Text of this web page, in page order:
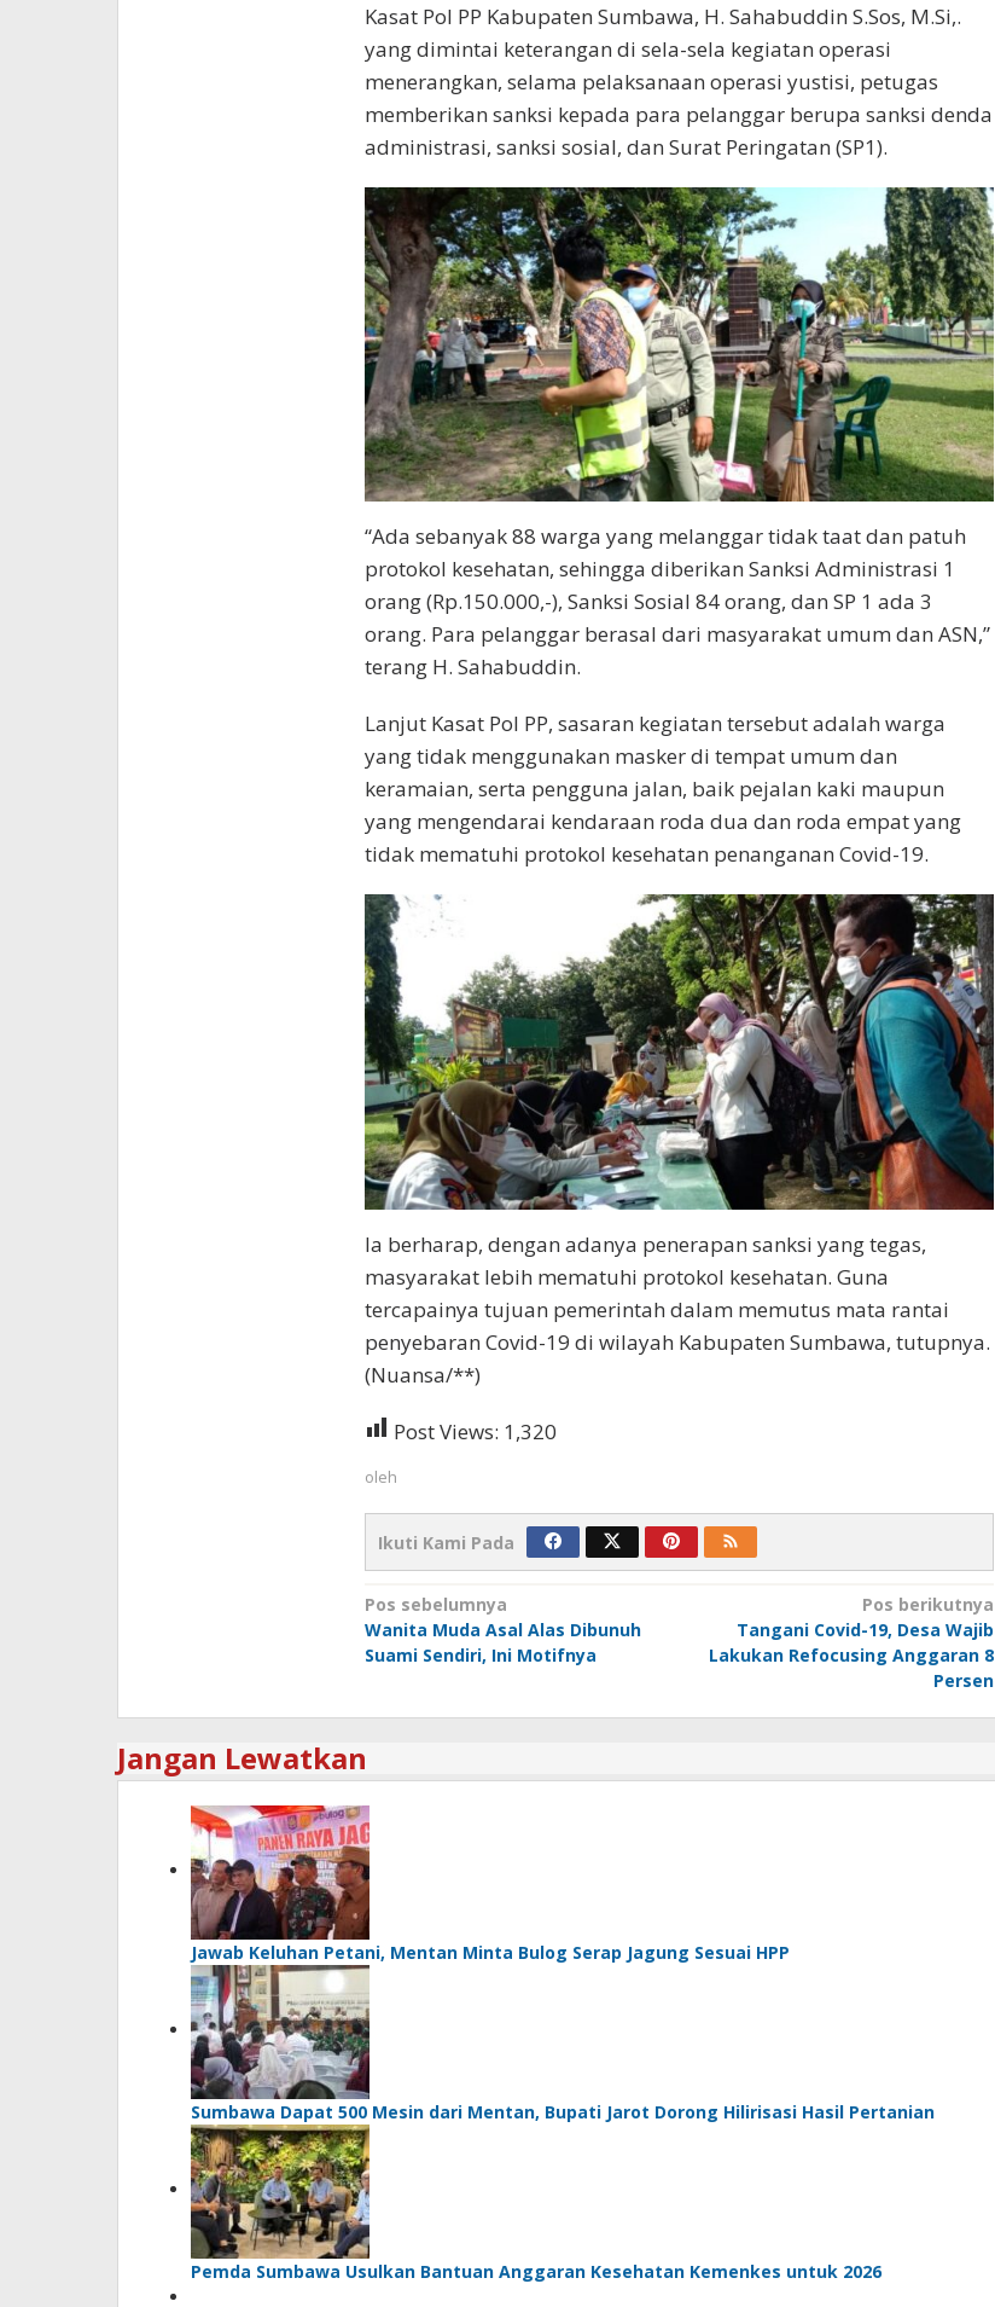
Kasat Pol PP Kabupaten Sumbawa, H. Sahabuddin S.Sos, M.Si,.
yang dimintai keterangan di sela-sela kegiatan operasi
menerangkan, selama pelaksanaan operasi yustisi, petugas
memberikan sanksi kepada para pelanggar berupa sanksi denda
administrasi, sanksi sosial, dan Surat Peringatan (SP1).
“Ada sebanyak 88 warga yang melanggar tidak taat dan patuh
protokol kesehatan, sehingga diberikan Sanksi Administrasi 1
orang (Rp.150.000,-), Sanksi Sosial 84 orang, dan SP 1 ada 3
orang. Para pelanggar berasal dari masyarakat umum dan ASN,”
terang H. Sahabuddin.
Lanjut Kasat Pol PP, sasaran kegiatan tersebut adalah warga
yang tidak menggunakan masker di tempat umum dan
keramaian, serta pengguna jalan, baik pejalan kaki maupun
yang mengendarai kendaraan roda dua dan roda empat yang
tidak mematuhi protokol kesehatan penanganan Covid-19.
Ia berharap, dengan adanya penerapan sanksi yang tegas,
masyarakat lebih mematuhi protokol kesehatan. Guna
tercapainya tujuan pemerintah dalam memutus mata rantai
penyebaran Covid-19 di wilayah Kabupaten Sumbawa, tutupnya.
(Nuansa/**)
Post Views: 1,320
oleh
Ikuti Kami Pada
Navigasi
pos
Pos sebelumnya
Wanita Muda Asal Alas Dibunuh
Suami Sendiri, Ini Motifnya
Pos berikutnya
Tangani Covid-19, Desa Wajib
Lakukan Refocusing Anggaran 8
Persen
Jangan Lewatkan
Jawab Keluhan Petani, Mentan Minta Bulog Serap Jagung Sesuai HPP
Sumbawa Dapat 500 Mesin dari Mentan, Bupati Jarot Dorong Hilirisasi Hasil Pertanian
Pemda Sumbawa Usulkan Bantuan Anggaran Kesehatan Kemenkes untuk 2026